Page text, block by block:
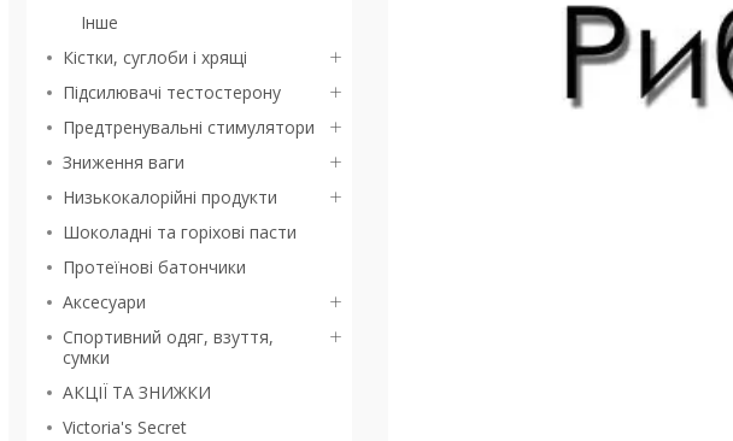
Інше
Кістки, суглоби і хрящі
Підсилювачі тестостерону
Предтренувальні стимулятори
Зниження ваги
Низькокалорійні продукти
Шоколадні та горіхові пасти
Протеїнові батончики
Аксесуари
Спортивний одяг, взуття,
сумки
АКЦІЇ ТА ЗНИЖКИ
Victoria's Secret